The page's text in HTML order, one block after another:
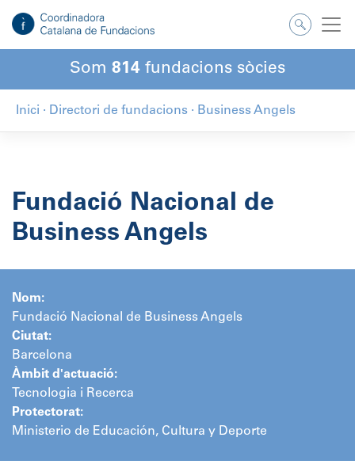
contingut
Som 814 fundacions sòcies
Inici · Directori de fundacions · Business Angels
Fundació Nacional de
Business Angels
Nom:
Fundació Nacional de Business Angels
Ciutat:
Barcelona
Àmbit d'actuació:
Tecnologia i Recerca
Protectorat:
Ministerio de Educación, Cultura y Deporte